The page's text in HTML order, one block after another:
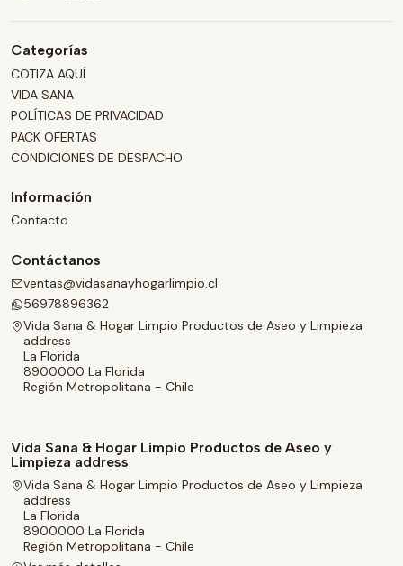
Categorías
COTIZA AQUÍ
VIDA SANA
POLÍTICAS DE PRIVACIDAD
PACK OFERTAS
CONDICIONES DE DESPACHO
Información
Contacto
Contáctanos
ventas@vidasanayhogarlimpio.cl
56978896362
Vida Sana & Hogar Limpio Productos de Aseo y Limpieza
address
La Florida
8900000 La Florida
Región Metropolitana - Chile
Vida Sana & Hogar Limpio Productos de Aseo y
Limpieza address
Vida Sana & Hogar Limpio Productos de Aseo y Limpieza
address
La Florida
8900000 La Florida
Región Metropolitana - Chile